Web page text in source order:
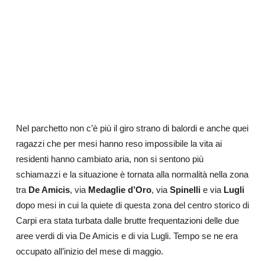
Nel parchetto non c’è più il giro strano di balordi e anche quei
ragazzi che per mesi hanno reso impossibile la vita ai
residenti hanno cambiato aria, non si sentono più
schiamazzi e la situazione è tornata alla normalità nella zona
tra De Amicis, via Medaglie d’Oro, viaSpinellie via Lugli
dopo mesi in cui la quiete di questa zona del centro storico di
Carpi era stata turbata dalle brutte frequentazioni delle due
aree verdi di via De Amicis e di via Lugli. Tempo se ne era
occupato all’inizio del mese di maggio.